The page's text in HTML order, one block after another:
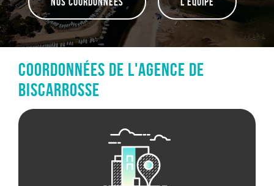
Coordonnées de l'agence de
Biscarrosse